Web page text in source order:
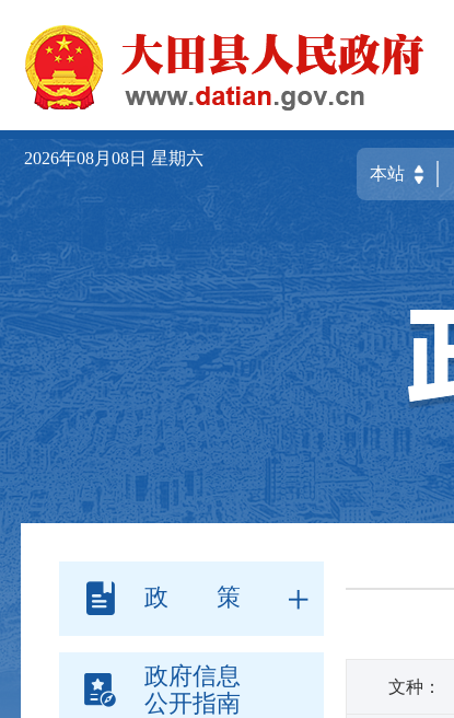
2026年08月08日 星期六
政 策
政府信息
公开指南
文种：